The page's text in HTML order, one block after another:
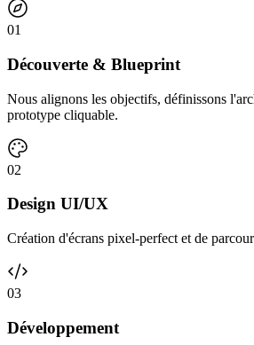
01
Découverte & Blueprint
Nous alignons les objectifs, définissons
prototype cliquable.
02
Design UI/UX
Création d'écrans pixel-perfect et de
03
Développement